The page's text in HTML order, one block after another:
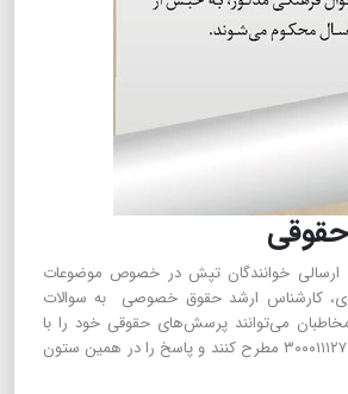
خوانندگان تپش در خصوص موضوعات
کارشناس ارشد حقوق خصوصی به سوالات
می‌توانند پرسش‌های حقوقی خود را با
ارسال پیامک به شماره ۳۰۰۰۱۱۱۲۷ مطرح کنند و پاسخ را در همین ستون